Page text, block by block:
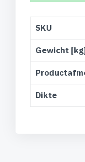
informatie
SKU
Gewicht
Dikte